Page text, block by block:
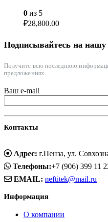
0 из 5
₽28,800.00
Подписывайтесь на
Получите всю последнюю
предложениях.
Ваш e-mail
Контакты
Адрес: г.Пенза, ул.
Телефоны:+7 (906) 399 11
EMAIL: neftitek@mail.ru
Информация
О компании